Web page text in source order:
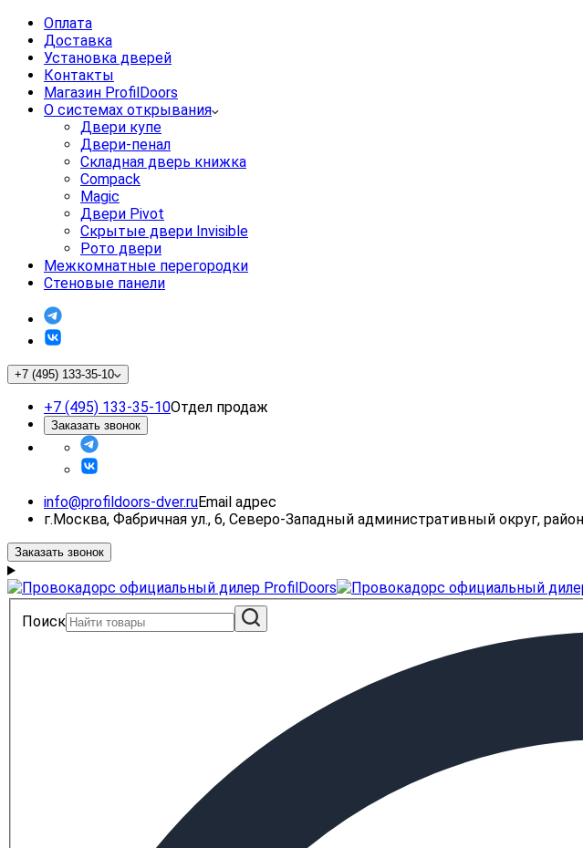
Оплата
Доставка
Установка дверей
Контакты
Магазин ProfilDoors
О системах открывания
Двери купе
Двери-пенал
Складная дверь книжка
Compack
Magic
Двери Pivot
Скрытые двери Invisible
Рото двери
Межкомнатные перегородки
Стеновые панели
+7 (495) 133-35-10
+7 (495) 133-35-10Отдел продаж
Заказать звонок
info@profildoors-dver.ruEmail адрес
г.Москва, Фабричная ул., 6, Северо-Западный административный округ,
Заказать звонок
Поиск